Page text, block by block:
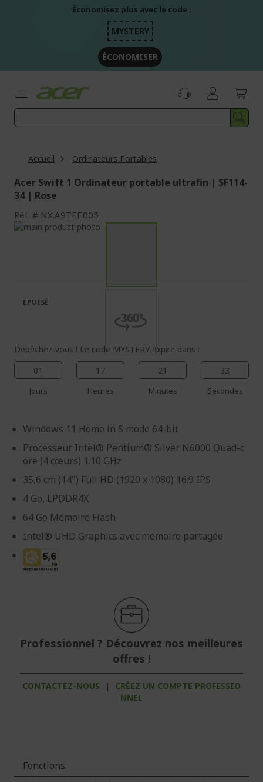
Économisez plus avec le code :
MYSTERY
ÉCONOMISER
Accueil Ordinateurs Portables
Acer Swift 1 Ordinateur portable ultrafin | SF114-
34 | Rose
Réf. NX.A9TEF.005
Passer
galerie
d’images
Galerie
d’images
Dépêchez-vous ! Le code MYSTERY expire dans :
01
Jours
17
Heures
21
Minutes
32
Secondes
Windows 11 Home in S mode 64-bit
Processeur Intel® Pentium® Silver N6000 Quad-c
ore (4 cœurs) 1.10 GHz
35,6 cm (14") Full HD (1920 x 1080) 16:9 IPS
4 Go, LPDDR4X
64 Go Mémoire Flash
Intel® UHD Graphics avec mémoire partagée
Professionnel ? Découvrez nos meilleures
offres !
CONTACTEZ-NOUS |
CRÉEZ UN COMPTE PROFESSIO
NNEL
EPUISÉ
Fonctions